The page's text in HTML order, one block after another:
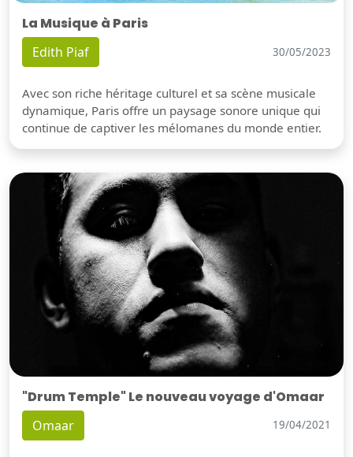
La Musique à Paris
Edith Piaf 30/05/2023
Avec son riche héritage culturel et sa scène musicale
dynamique, Paris offre un paysage sonore unique qui
continue de captiver les mélomanes du monde entier.
"Drum Temple" Le nouveau voyage d'Omaar
Omaar 19/04/2021